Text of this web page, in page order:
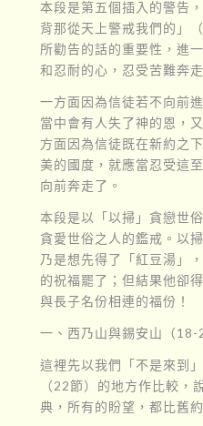
本段是第五個插入的警告
背那從天上警戒我們的」
所勸告的話的重要性，進
和忍耐的心，忍受苦難奔
一方面因為信徒若不向前
當中會有人失了神的恩，
方面因為信徒既在新約之
美的國度，就應當忍受這
向前奔走了。
本段是以「以掃」貪戀世
貪愛世俗之人的鑑戒。以
乃是想先得了「紅豆湯」
的祝福罷了；但結果他卻
與長子名份相連的福份！
一、西乃山與錫安山（18-
這裡先以我們「不是來到
（22節）的地方作比較，
典，所有的盼望，都比舊約